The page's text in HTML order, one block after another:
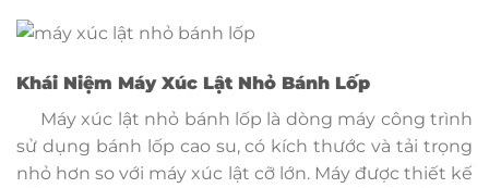
Khái Niệm Máy Xúc Lật Nhỏ Bánh Lốp
Máy xúc lật nhỏ bánh lốp là dòng máy công trình
sử dụng bánh lốp cao su, có kích thước và tải trọng
nhỏ hơn so với máy xúc lật cỡ lớn. Máy được thiết kế